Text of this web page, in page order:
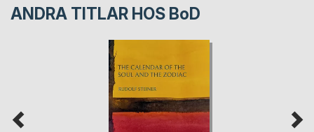
ANDRA TITLAR HOS BoD